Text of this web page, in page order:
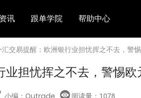
讯 跟单学院 帮助中心
交易提醒：欧洲银行业担忧挥之不去，警
担忧挥之不去，警惕
小编：Outrade 阅读量： 1078